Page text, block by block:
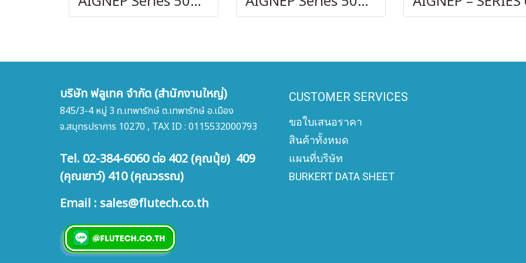
บริษัท ฟลูเทค จำกัด (สำนักงานใหญ่)
845/3-4 หมู่ 3 ถ.เทพารักษ์ ต.เทพารักษ์ อ.เมือง
จ.สมุทรปราการ 10270 , TAX ID : 0115532000793
Tel. 02-384-6060 ต่อ 402 (คุณนุ้ย) 409
(คุณเยาว์) 410 (คุณวรรณ)
Email : sales@flutech.co.th
CUSTOMER SERVICES
ขอใบเสนอราคา
สินค้าทั้งหมด
แผนที่บริษัท
BURKERT DATA SHEET